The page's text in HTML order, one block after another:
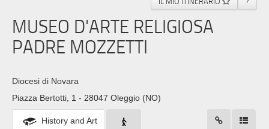
MUSEO D'ARTE RELIGIOSA
PADRE MOZZETTI
Diocesi di Novara
Piazza Bertotti, 1 - 28047 Oleggio (NO)
History and Art